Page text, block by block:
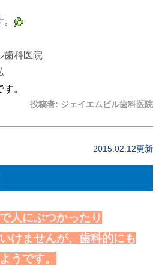
科医院
。
投稿者: ジェイエムビル歯科医院
2015.02.12更新
人にぶつかったり
けませんが、歯科的にも
うです。